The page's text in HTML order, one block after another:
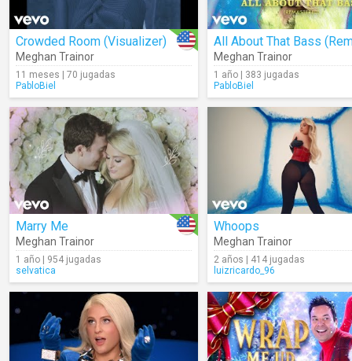
Crowded Room (Visualizer)
Meghan Trainor
11 meses | 70 jugadas
PabloBiel
Meghan Trainor
1 año | 383 jugadas
PabloBiel
Marry Me
Meghan Trainor
1 año | 954 jugadas
selvatica
Whoops
Meghan Trainor
2 años | 414 jugadas
luizricardo_96